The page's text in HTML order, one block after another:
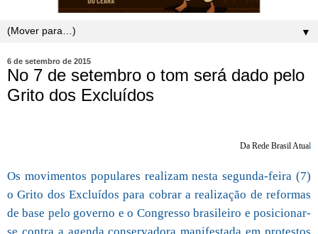
▼
6 de setembro de 2015
No 7 de setembro o tom será dado pelo
Grito dos Excluídos
Da Rede Brasil Atual
Os movimentos populares realizam nesta segunda-feira (7)
o Grito dos Excluídos para cobrar a realização de reformas
de base pelo governo e o Congresso brasileiro e posicionar-
se contra a agenda conservadora manifestada em protestos